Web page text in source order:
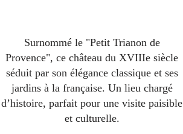
Surnommé le "Petit Trianon de
Provence", ce château du XVIIIe siècle
séduit par son élégance classique et ses
jardins à la française. Un lieu chargé
d’histoire, parfait pour une visite paisible
et culturelle.